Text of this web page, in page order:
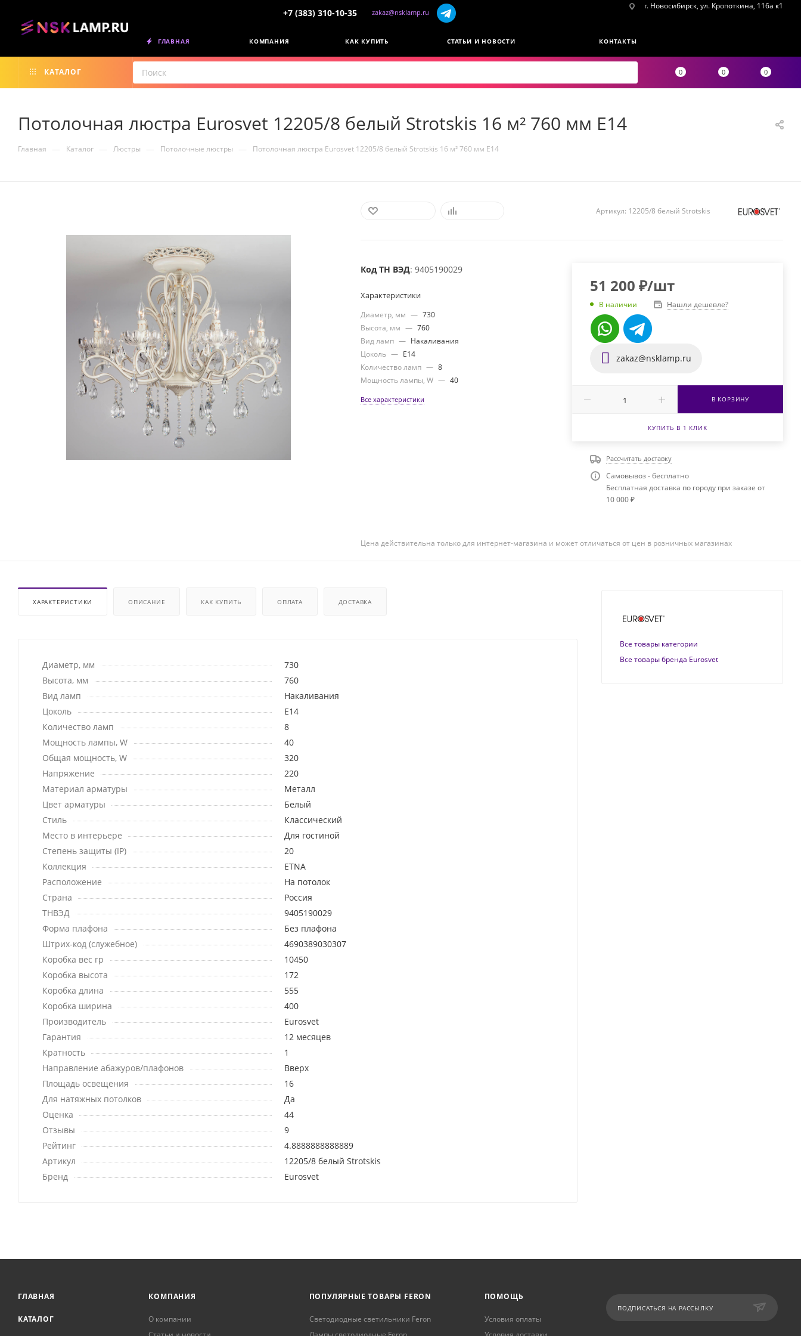
+7 (383) 310-10-35 zakaz@nsklamp.ru
г. Новосибирск, ул. Кропоткина, 116а к1
ГЛАВНАЯ КОМПАНИЯ КАК КУПИТЬ СТАТЬИ И НОВОСТИ КОНТАКТЫ
0 0 0
КАТАЛОГ
Потолочная люстра Eurosvet 12205/8 белый Strotskis 16 м² 760 мм E14
Главная — Каталог — Люстры — Потолочные люстры — Потолочная люстра Eurosvet 12205/8 белый Strotskis 16 м² 760 мм E14
Артикул: 12205/8 белый Strotskis
Код ТН ВЭД: 9405190029
Характеристики
Диаметр, мм — 730
Высота, мм — 760
Вид ламп — Накаливания
Цоколь — E14
Количество ламп — 8
Мощность лампы, W — 40
Все характеристики
51 200 ₽/шт
В наличии Нашли дешевле?
zakaz@nsklamp.ru
В КОРЗИНУ
КУПИТЬ В 1 КЛИК
Рассчитать доставку
Самовывоз - бесплатно
Бесплатная доставка по городу при заказе от
10 000 ₽
Цена действительна только для интернет-магазина и может отличаться от цен в розничных магазинах
ХАРАКТЕРИСТИКИ ОПИСАНИЕ КАК КУПИТЬ ОПЛАТА ДОСТАВКА
Диаметр, мм
730
Высота, мм
760
Вид ламп
Накаливания
Цоколь
E14
Количество ламп
8
Мощность лампы, W
40
Общая мощность, W
320
Напряжение
220
Материал арматуры
Металл
Цвет арматуры
Белый
Стиль
Классический
Место в интерьере
Для гостиной
Степень защиты (IP)
20
Коллекция
ETNA
Расположение
На потолок
Страна
Россия
ТНВЭД
9405190029
Форма плафона
Без плафона
Штрих-код (служебное)
4690389030307
Коробка вес гр
10450
Коробка высота
172
Коробка длина
555
Коробка ширина
400
Производитель
Eurosvet
Гарантия
12 месяцев
Кратность
1
Направление абажуров/плафонов
Вверх
Площадь освещения
16
Для натяжных потолков
Да
Оценка
44
Отзывы
9
Рейтинг
4.8888888888889
Артикул
12205/8 белый Strotskis
Бренд
Eurosvet
Все товары категории
Все товары бренда Eurosvet
ГЛАВНАЯ
КАТАЛОГ
КОМПАНИЯ
О компании
ПОПУЛЯРНЫЕ ТОВАРЫ FERON
Светодиодные светильники Feron
ПОМОЩЬ
Условия оплаты
ПОДПИСАТЬСЯ НА РАССЫЛКУ